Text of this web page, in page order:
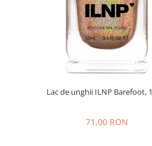
Lac de unghii ILNP Barefoot,
71,00 RON